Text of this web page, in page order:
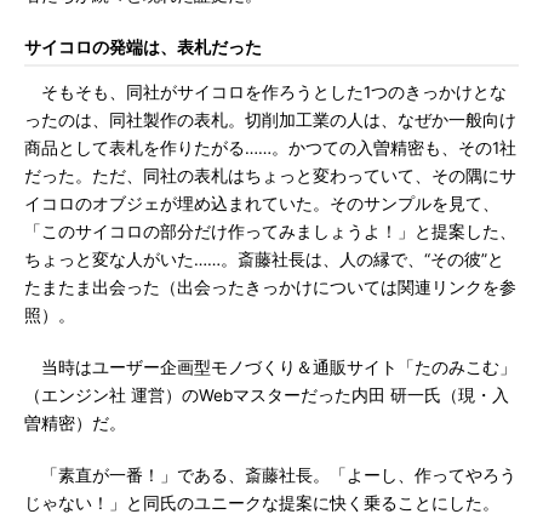
サイコロの発端は、表札だった
そもそも、同社がサイコロを作ろうとした1つのきっかけとな
ったのは、同社製作の表札。切削加工業の人は、なぜか一般向け
商品として表札を作りたがる……。かつての入曽精密も、その1社
だった。ただ、同社の表札はちょっと変わっていて、その隅にサ
イコロのオブジェが埋め込まれていた。そのサンプルを見て、
「このサイコロの部分だけ作ってみましょうよ！」と提案した、
ちょっと変な人がいた……。斎藤社長は、人の縁で、“その彼”と
たまたま出会った（出会ったきっかけについては関連リンクを参
照）。
当時はユーザー企画型モノづくり＆通販サイト「たのみこむ」
（エンジン社 運営）のWebマスターだった内田 研一氏（現・入
曽精密）だ。
「素直が一番！」である、斎藤社長。「よーし、作ってやろう
じゃない！」と同氏のユニークな提案に快く乗ることにした。